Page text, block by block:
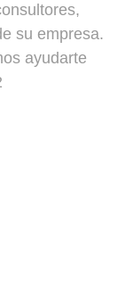
su empresa.
ayudarte